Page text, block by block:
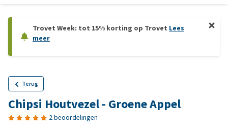
Trovet Week: tot 15% korting op Trovet Lees
meer
Terug
Chipsi Houtvezel - Groene Appel
2 beoordelingen